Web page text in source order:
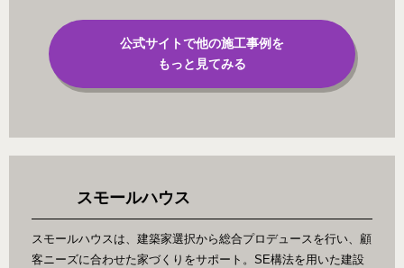
公式サイトで他の施工事例を
もっと見てみる
スモールハウス
スモールハウスは、建築家選択から総合プロデュースを行い、顧
客ニーズに合わせた家づくりをサポート。SE構法を用いた建設